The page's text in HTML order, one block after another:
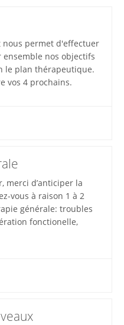
nous permet d'effectuer
nos objectifs
le plan thérapeutique.
vos 4 prochains.
merci d’anticiper la
vous à raison 1 à 2
générale: troubles
fonctionelle,